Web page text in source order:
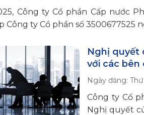
Công ty Cổ phần Cấp nước
Công ty Cổ phần số 3500677525
Nghị quyết
với các bên
Ngày đăng:
Công ty Cổ
Nghị quyết